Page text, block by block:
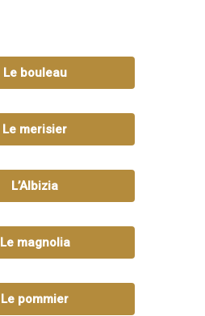
Le bouleau
Le merisier
L’Albizia
Le magnolia
Le pommier